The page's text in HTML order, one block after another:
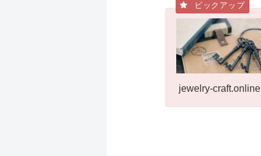
jewelry-craft.online